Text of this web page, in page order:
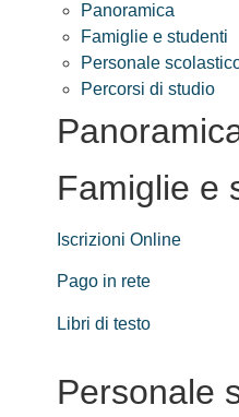
Panoramica
Famiglie e studenti
Personale
Percorsi di studio
Famiglie e
Iscrizioni Online
Pago in rete
Libri di testo
Personale